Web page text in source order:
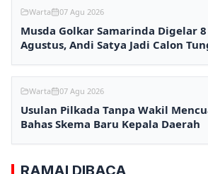
Warta 07 Agu 2026
Musda Golkar Samarinda Digelar 8
Agustus, Andi Satya Jadi Calon
Warta 07 Agu 2026
Usulan Pilkada Tanpa Wakil
Bahas Skema Baru Kepala Daerah